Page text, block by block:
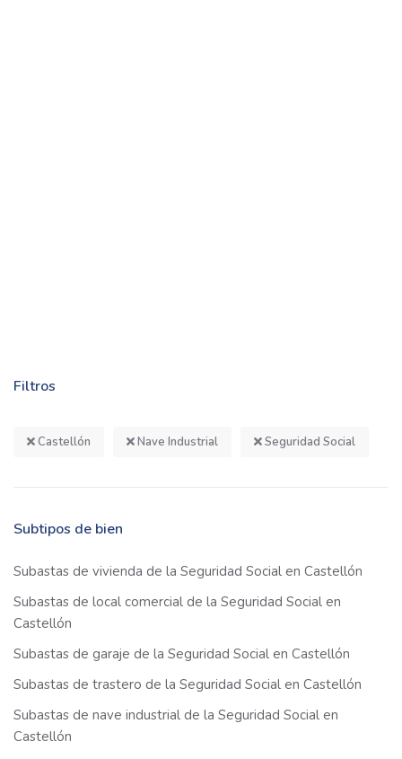
Filtros
Castellón Nave Industrial Seguridad Social
Subtipos de bien
Subastas de vivienda de la Seguridad Social en Castellón
Subastas de local comercial de la Seguridad Social en
Castellón
Subastas de garaje de la Seguridad Social en Castellón
Subastas de trastero de la Seguridad Social en Castellón
Subastas de nave industrial de la Seguridad Social en
Castellón